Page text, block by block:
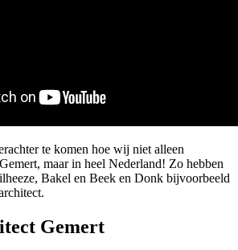
te komen hoe wij niet alleen
maar in heel Nederland! Zo hebben
Bakel en Beek en Donk bijvoorbeeld
Gemert